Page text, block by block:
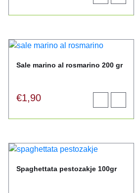
product
aan
Sale marino al rosmarino 200 gr
€1,90
product
aan
Spaghettata pestozakje 100gr